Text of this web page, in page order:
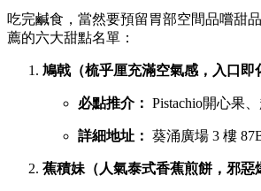
吃完鹹食，當然要預留胃部空間品嚐甜
薦的六大甜點名單：
鳩戟（梳乎厘充滿空氣感，入口即
必點推介： Pistachio開心果
詳細地址： 葵涌廣場 3 樓
蕉積妹（人氣泰式香蕉煎餅，邪惡